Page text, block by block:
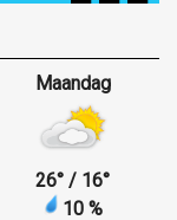
Maandag
26° / 16°
10 %